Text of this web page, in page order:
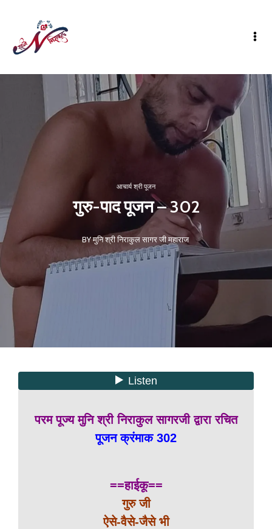
आचार्य श्री पूजन
गुरु-पाद पूजन – 302
BY मुनि श्री निराकुल सागर जी महाराज
परम पूज्य मुनि श्री निराकुल सागरजी द्वारा रचित
पूजन क्रंमाक 302
==हाईकू==
गुरु जी
ऐसे-वैसे-जैसे भी